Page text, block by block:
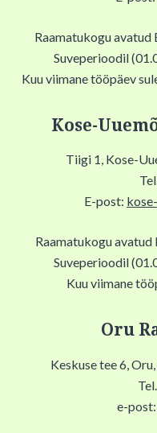
Raamatukogu avatud
Suveperioodil
Kuu viimane tööpäev
Kose-
Tiigi 1, Kose-
E-post:
Raamatukogu
Suveperioodil
Kuu viimane
Oru
Keskuse tee 6,
e-post: